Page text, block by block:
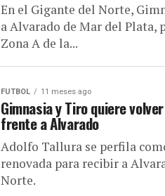
En el Gigante del Norte,
a Alvarado de Mar del Plata,
Zona A de la...
FUTBOL 11 meses ago
Gimnasia y Tiro quiere
frente a Alvarado
Adolfo Tallura se perfila
renovada para recibir a
Norte.